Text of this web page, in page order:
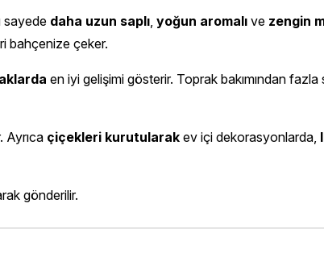
sayede daha uzun saplı yoğun aromalı ve zengin
bahçenize çeker.
en iyi gelişimi gösterir. Toprak bakımından
Ayrıca çiçekleri kurutularak ev içi dekorasyonlarda,
gönderilir.